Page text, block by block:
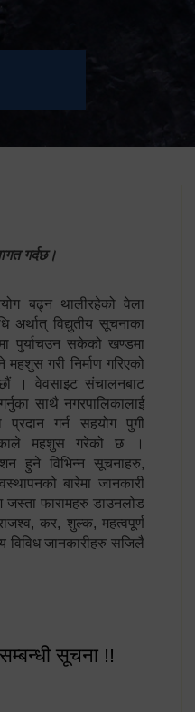
गर्दछ।
बढ्न थालीरहेको वेला
अर्थात् विद्युतीय सूचनाका
पुर्याचउन सकेको खण्डमा
गरी निर्माण गरिएको
। वेवसाइट संचालनबाट
साथै नगरपालिकालाई
प्रदान गर्न सहयोग पुगी
महशुस गरेको छ ।
हुने विभिन्न सूचनाहरु,
बारेमा जानकारी
जस्ता फारामहरु डाउनलोड
कर, शुल्क, महत्वपूर्ण
विविध जानकारीहरु सजिलै
सूचना !!